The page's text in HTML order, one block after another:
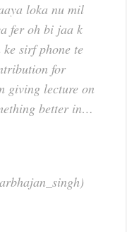
loka nu mil
fer oh bi jaa k
ke sirf phone te
for
giving lecture on
better in…